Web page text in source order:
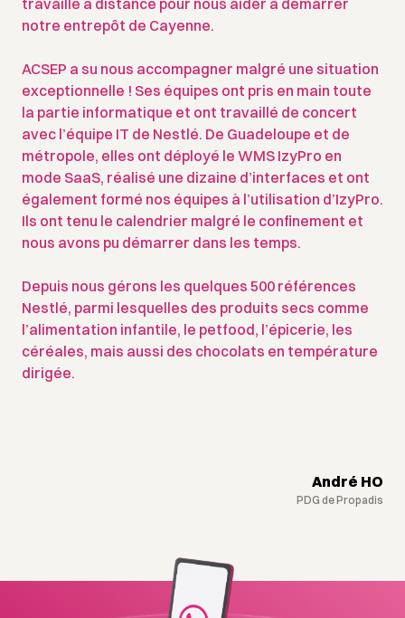
travaillé à distance pour nous aider à démarrer
notre entrepôt de Cayenne.
ACSEP a su nous accompagner malgré une situation
exceptionnelle ! Ses équipes ont pris en main toute
la partie informatique et ont travaillé de concert
avec l’équipe IT de Nestlé. De Guadeloupe et de
métropole, elles ont déployé le WMS IzyPro en
mode SaaS, réalisé une dizaine d’interfaces et ont
également formé nos équipes à l’utilisation d’IzyPro.
Ils ont tenu le calendrier malgré le confinement et
nous avons pu démarrer dans les temps.
Depuis nous gérons les quelques 500 références
Nestlé, parmi lesquelles des produits secs comme
l’alimentation infantile, le petfood, l’épicerie, les
céréales, mais aussi des chocolats en température
dirigée.
André HO
PDG de Propadis